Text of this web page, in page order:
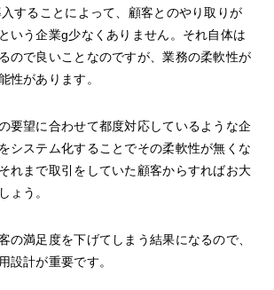
することによって、顧客とのやり取りが
いう企業g少なくありません。それ自体は
ので良いことなのですが、業務の柔軟性が
性があります。
要望に合わせて都度対応しているような企
システム化することでその柔軟性が無くな
れまで取引をしていた顧客からすればお大
ょう。
の満足度を下げてしまう結果になるので、
設計が重要です。